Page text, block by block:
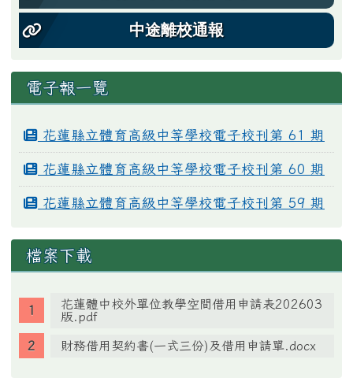
中途離校通報
電子報一覽
花蓮縣立體育高級中等學校電子校刊第 61 期
花蓮縣立體育高級中等學校電子校刊第 60 期
花蓮縣立體育高級中等學校電子校刊第 59 期
檔案下載
花蓮體中校外單位教學空間借用申請表202603
版.pdf
財務借用契約書(一式三份)及借用申請單.docx